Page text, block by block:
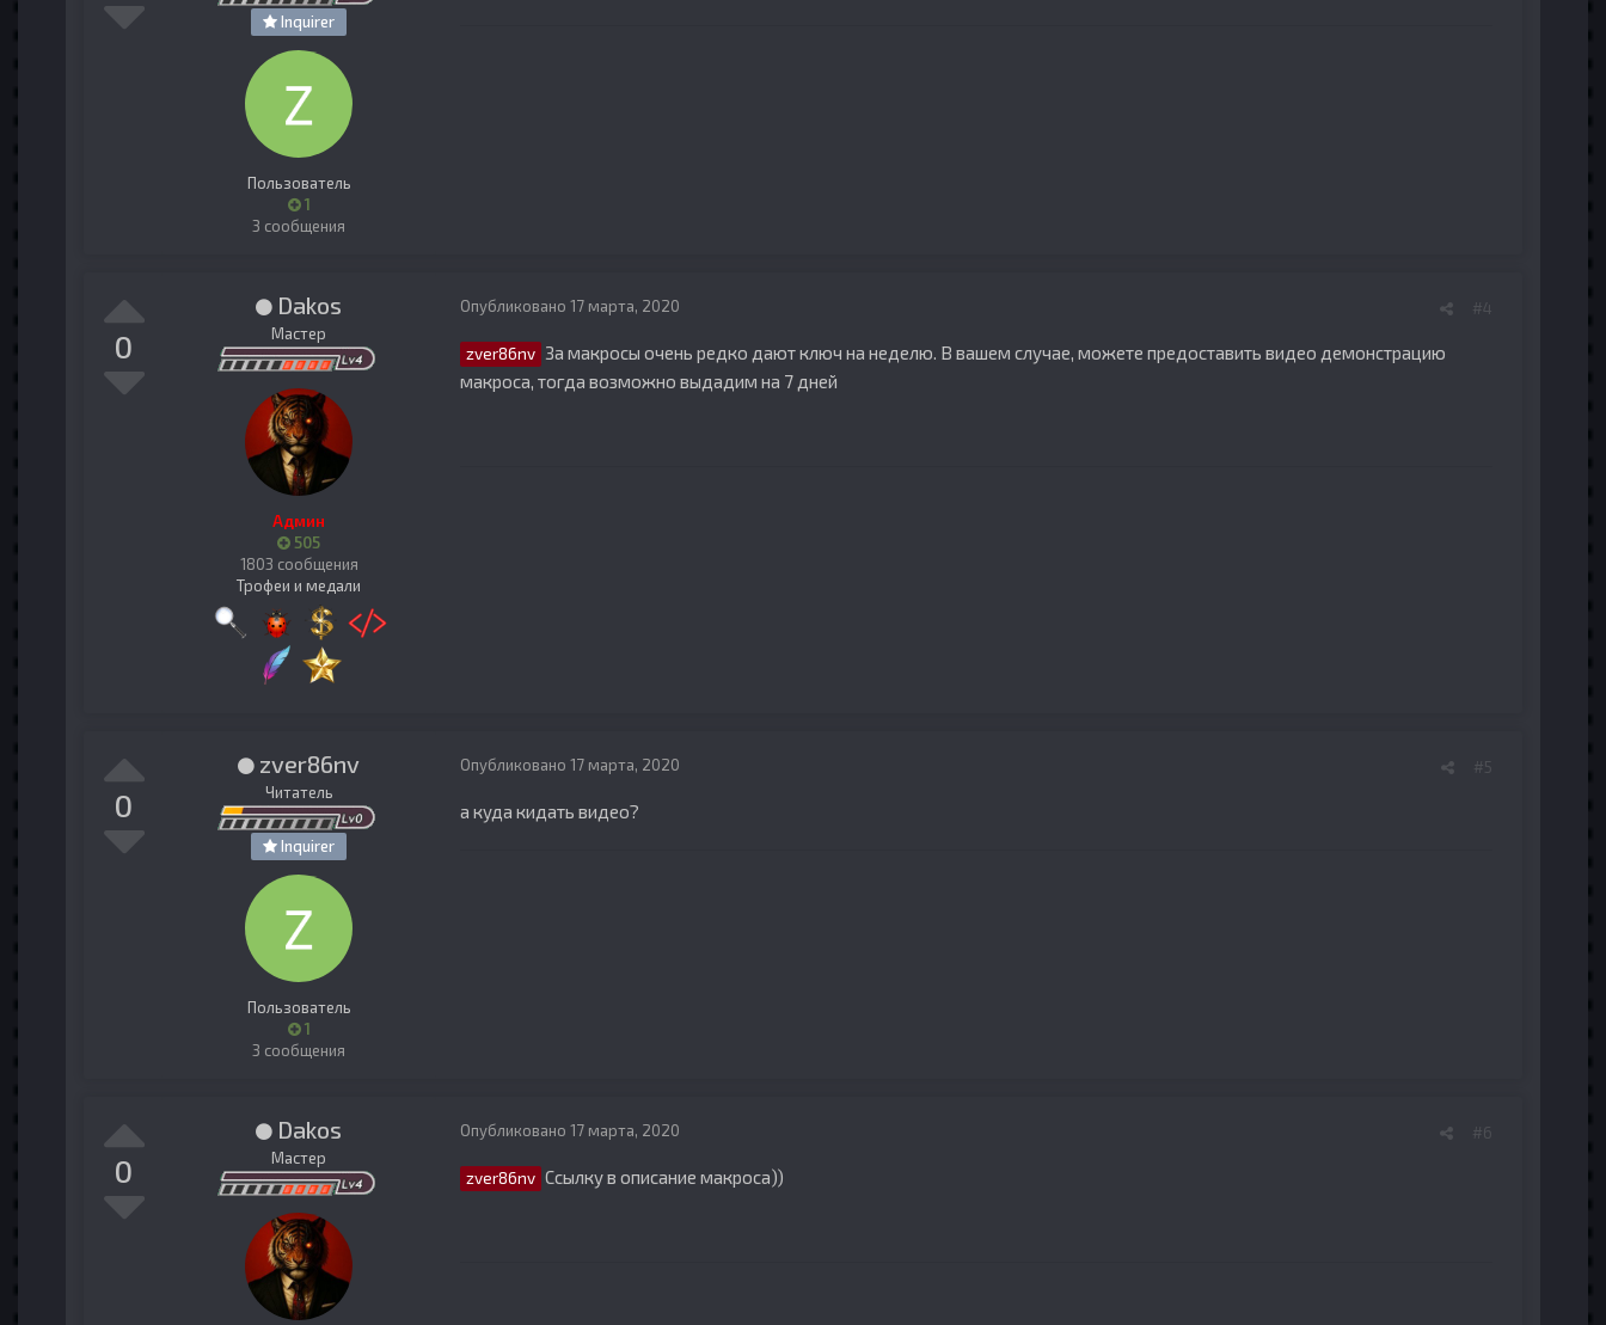
Inquirer
Пользователь
1
3 сообщения
0
Dakos
Мастер
Админ
505
1803 сообщения
Трофеи и медали
#4
Опубликовано 17 марта, 2020
zver86nv За макросы очень редко дают ключ на неделю. В вашем случае, можете предоставить видео демонстрацию
макроса, тогда возможно выдадим на 7 дней
0
zver86nv
Читатель
Inquirer
Пользователь
1
3 сообщения
#5
Опубликовано 17 марта, 2020
а куда кидать видео?
0
Dakos
Мастер
#6
Опубликовано 17 марта, 2020
zver86nv Ссылку в описание макроса))